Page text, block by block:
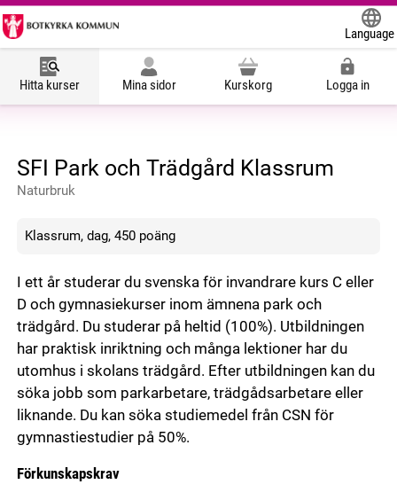
Language
Hitta kurser Mina sidor Kurskorg Logga in
SFI Park och Trädgård Klassrum
Naturbruk
Klassrum, dag, 450 poäng
I ett år studerar du svenska för invandrare kurs C eller
D och gymnasiekurser inom ämnena park och
trädgård. Du studerar på heltid (100%). Utbildningen
har praktisk inriktning och många lektioner har du
utomhus i skolans trädgård. Efter utbildningen kan du
söka jobb som parkarbetare, trädgådsarbetare eller
liknande. Du kan söka studiemedel från CSN för
gymnastiestudier på 50%.
Förkunskapskrav